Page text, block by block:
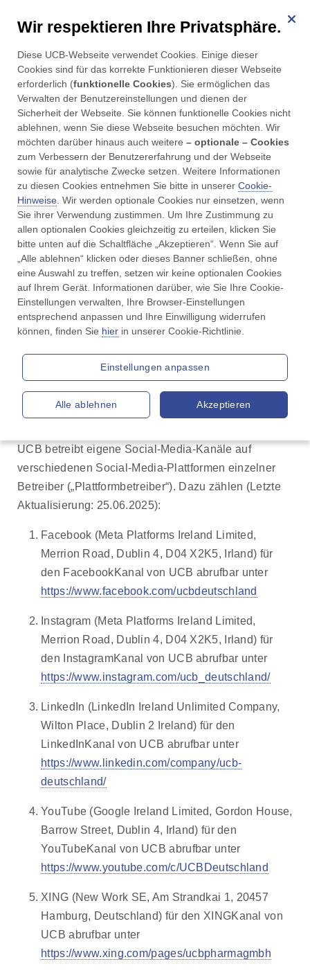
für Parkinson
Menü
UCBCares Datenschutz-Hinweise Social Media
Datenschutz-Hinweise
für Social-Media-Kanäle
der UCB Pharma GmbH
1. Für die Datenverarbeitung
„UCB“ oder „wir“ bezeichnet die UCB Pharma GmbH
mit Sitz am Rolf-Schwarz-Schütte-Platz 1, 40789
Monheim am Rhein, 40789 Monheim, Deutschland.
UCB betreibt eigene Social-Media-Kanäle auf
verschiedenen Social-Media-Plattformen einzelner
Betreiber („Plattformbetreiber“). Dazu zählen (Letzte
Aktualisierung: 25.06.2025):
Facebook (Meta Platforms Ireland Limited,
Merrion Road, Dublin 4, D04 X2K5, Irland) für
den FacebookKanal von UCB abrufbar unter
https://www.facebook.com/ucbdeutschland
Instagram (Meta Platforms Ireland Limited,
Merrion Road, Dublin 4, D04 X2K5, Irland) für
den InstagramKanal von UCB abrufbar unter
https://www.instagram.com/ucb_deutschland/
LinkedIn (LinkedIn Ireland Unlimited Company,
Wilton Place, Dublin 2 Ireland) für den
LinkedInKanal von UCB abrufbar unter
https://www.linkedin.com/company/ucb-
deutschland/
YouTube (Google Ireland Limited, Gordon House,
Barrow Street, Dublin 4, Irland) für den
YouTubeKanal von UCB abrufbar unter
https://www.youtube.com/c/UCBDeutschland
XING (New Work SE, Am Strandkai 1, 20457
Hamburg, Deutschland) für den XINGKanal von
UCB abrufbar unter
https://www.xing.com/pages/ucbpharmagmbh
Wir respektieren Ihre Privatsphäre.
Diese UCB-Webseite verwendet Cookies. Einige dieser
Cookies sind für das korrekte Funktionieren dieser Webseite
erforderlich (funktionelle Cookies). Sie ermöglichen das
Verwalten der Benutzereinstellungen und dienen der
Sicherheit der Webseite. Sie können funktionelle Cookies nicht
ablehnen, wenn Sie diese Webseite besuchen möchten. Wir
möchten darüber hinaus auch weitere – optionale – Cookies
zum Verbessern der Benutzererfahrung und der Webseite
sowie für analytische Zwecke setzen. Weitere Informationen
zu diesen Cookies entnehmen Sie bitte in unserer Cookie-
Hinweise . Wir werden optionale Cookies nur einsetzen, wenn
Sie ihrer Verwendung zustimmen. Um Ihre Zustimmung zu
allen optionalen Cookies gleichzeitig zu erteilen, klicken Sie
bitte unten auf die Schaltfläche „Akzeptieren“. Wenn Sie auf
„Alle ablehnen“ klicken oder dieses Banner schließen, ohne
eine Auswahl zu treffen, setzen wir keine optionalen Cookies
auf Ihrem Gerät. Informationen darüber, wie Sie Ihre Cookie-
Einstellungen verwalten, Ihre Browser-Einstellungen
entsprechend anpassen und Ihre Einwilligung widerrufen
können, finden Sie hier in unserer Cookie-Richtlinie.
Alle ablehnen
Einstellungen anpassen
Akzeptieren